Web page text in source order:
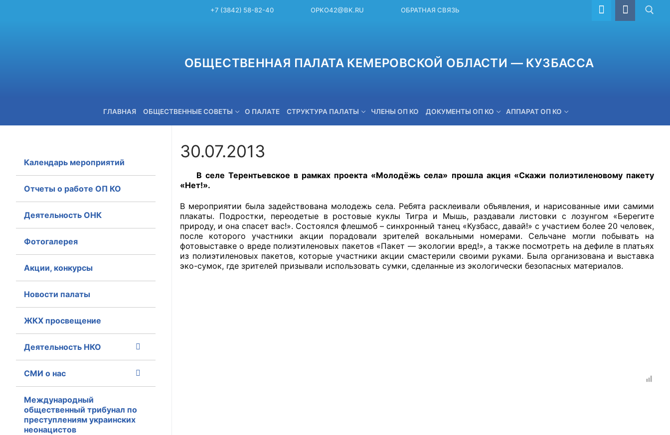
+7 (3842) 58-82-40 OPKO42@BK.RU ОБРАТНАЯ СВЯЗЬ
ОБЩЕСТВЕННАЯ ПАЛАТА КЕМЕРОВСКОЙ ОБЛАСТИ — КУЗБАССА
ГЛАВНАЯ ОБЩЕСТВЕННЫЕ СОВЕТЫ О ПАЛАТЕ СТРУКТУРА ПАЛАТЫ ЧЛЕНЫ ОП КО ДОКУМЕНТЫ ОП КО АППАРАТ ОП КО
+7 (3842) 58-82-40 OPKO42@BK.RU ОБРАТНАЯ СВЯЗЬ
Главная
Общественные советы
30.07.2013
В селе Терентьевское в рамках проекта «Молодёжь села» прошла акция «Скажи полиэтиленовому пакету
«Нет!».
В мероприятии была задействована молодежь села. Ребята расклеивали объявления, и нарисованные ими самими
плакаты. Подростки, переодетые в ростовые куклы Тигра и Мышь, раздавали листовки с лозунгом «Берегите
природу, и она спасет вас!». Состоялся флешмоб – синхронный танец «Кузбасс, давай!» с участием более 20 человек,
после которого участники акции порадовали зрителей вокальными номерами. Сельчане могли побывать на
фотовыставке о вреде полиэтиленовых пакетов «Пакет — экологии вред!», а также посмотреть на дефиле в платьях
из полиэтиленовых пакетов, которые участники акции смастерили своими руками. Была организована и выставка
эко-сумок, где зрителей призывали использовать сумки, сделанные из экологически безопасных материалов.
Календарь мероприятий
Отчеты о работе ОП КО
Деятельность ОНК
Фотогалерея
Акции, конкурсы
Новости палаты
ЖКХ просвещение
Деятельность НКО
СМИ о нас
Международный
общественный трибунал по
преступлениям украинских
неонацистов